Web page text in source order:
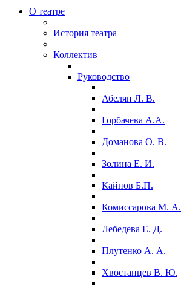
О театре
История театра
Коллектив
Руководство
Абелян Л. В.
Горбачева А.А.
Доманова О. В.
Золина Е. И.
Кайнов Б.П.
Комиссарова М. А.
Лебедева Е. Д.
Плутенко А. А.
Хвостанцев В. Ю.